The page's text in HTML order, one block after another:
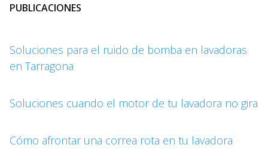
PUBLICACIONES
Soluciones para el ruido de bomba en lavadoras
en Tarragona
Soluciones cuando el motor de tu lavadora no gira
Cómo afrontar una correa rota en tu lavadora